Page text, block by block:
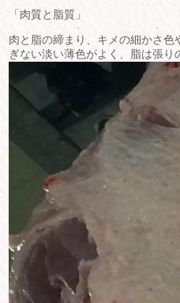
「肉質と脂質」
肉と脂の締まり、キメの細かさ
ぎない淡い薄色がよく、脂は張り